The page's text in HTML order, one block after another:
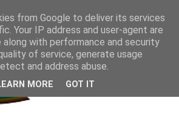
from Google to deliver its services
Your IP address and user-agent are
along with performance and security
of service, generate usage
and address abuse.
MORE GOT IT